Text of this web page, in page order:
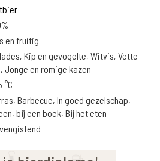
en fruitig
Kip en gevogelte, Witvis, Vette
Jonge en romige kazen
°C
Barbecue, In goed gezelschap,
bij een boek, Bij het eten